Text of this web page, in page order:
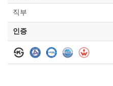
직부
인증